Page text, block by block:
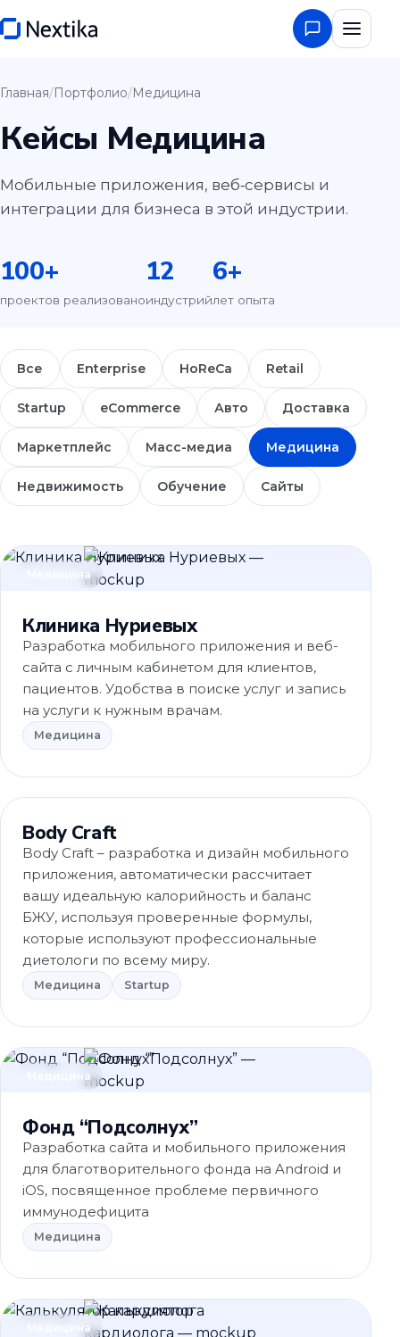
Главная/Портфолио/Медицина
Кейсы Медицина
Мобильные приложения, веб‑сервисы и
интеграции для бизнеса в этой индустрии.
100+
проектов реализовано
12
индустрий
6+
лет опыта
Все Enterprise HoReCa Retail
Startup eCommerce Авто Доставка
Маркетплейс Масс-медиа Медицина
Недвижимость Обучение Сайты
Медицина
Клиника Нуриевых
Разработка мобильного приложения и веб-
сайта с личным кабинетом для клиентов,
пациентов. Удобства в поиске услуг и запись
на услуги к нужным врачам.
Медицина
Медицина
Body Craft
Body Craft – разработка и дизайн мобильного
приложения, автоматически рассчитает
вашу идеальную калорийность и баланс
БЖУ, используя проверенные формулы,
которые используют профессиональные
диетологи по всему миру.
Медицина Startup
Медицина
Фонд “Подсолнух”
Разработка сайта и мобильного приложения
для благотворительного фонда на Android и
iOS, посвященное проблеме первичного
иммунодефицита
Медицина
Медицина